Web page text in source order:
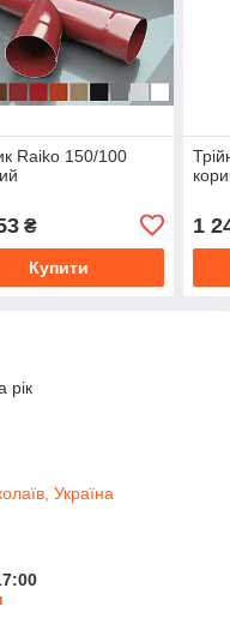
Raiko 150/100
₴
Купити
1
рік
Україна